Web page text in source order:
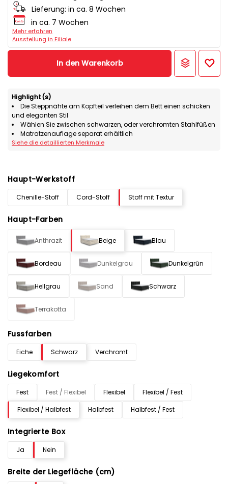
Lieferung: in ca. 8 Wochen
in ca. 7 Wochen
Mehr erfahren
Ausstellung in Filiale
In den Warenkorb
Highlight(s)
Die Steppnähte am Kopfteil verleihen dem Bett einen schicken
und eleganten Stil
Wählen Sie zwischen schwarzen, oder verchromten Stahlfüßen
Matratzenauflage separat erhältlich
Siehe die detaillierten Merkmale
Haupt-Werkstoff
Chenille-Stoff Cord-Stoff Stoff mit Textur
Haupt-Farben
Anthrazit Beige Blau
Bordeau Dunkelgrau Dunkelgrün
Hellgrau Sand Schwarz
Terrakotta
Fussfarben
Eiche Schwarz Verchromt
Liegekomfort
Fest Fest / Flexibel Flexibel
Flexibel / Fest
Flexibel / Halbfest
Halbfest Halbfest / Fest
Integrierte Box
Ja Nein
Breite der Liegefläche (cm)